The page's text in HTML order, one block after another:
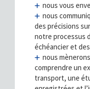
nous vous
nous
des précisions
notre processus
échéancier et
nous
comprendre un
transport, une